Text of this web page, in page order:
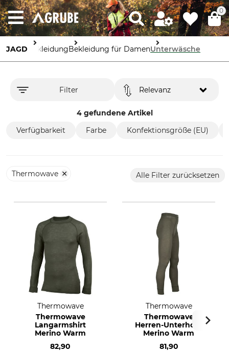
0
JAGD BekleidungBekleidung für DamenUnterwäsche
Filter
4 gefundene Artikel
Relevanz
Verfügbarkeit Farbe Konfektionsgröße (EU)
Thermowave Alle Filter zurücksetzen
Thermowave
Thermowave
Langarmshirt
Merino Warm
82,90
Thermowave
Thermowave
Herren-Unterhose
Merino Warm
81,90